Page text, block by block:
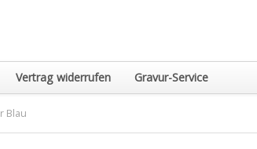
Vertrag widerrufen Gravur-Service
Blau